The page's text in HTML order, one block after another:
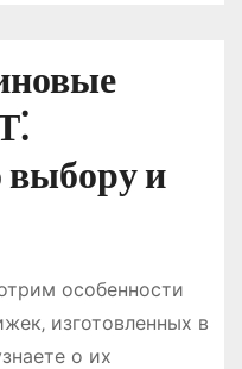
выбору и
особенности
изготовленных в
о их